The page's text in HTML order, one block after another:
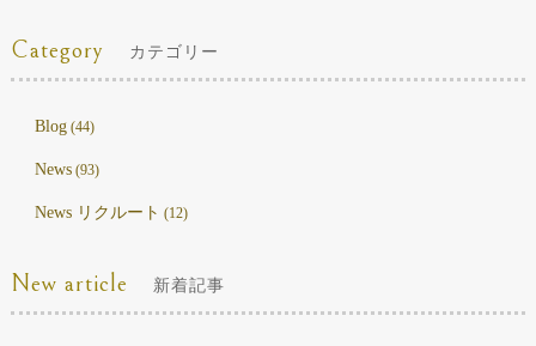
Category カテゴリー
Blog(44)
News(93)
News リクルート (12)
New article 新着記事